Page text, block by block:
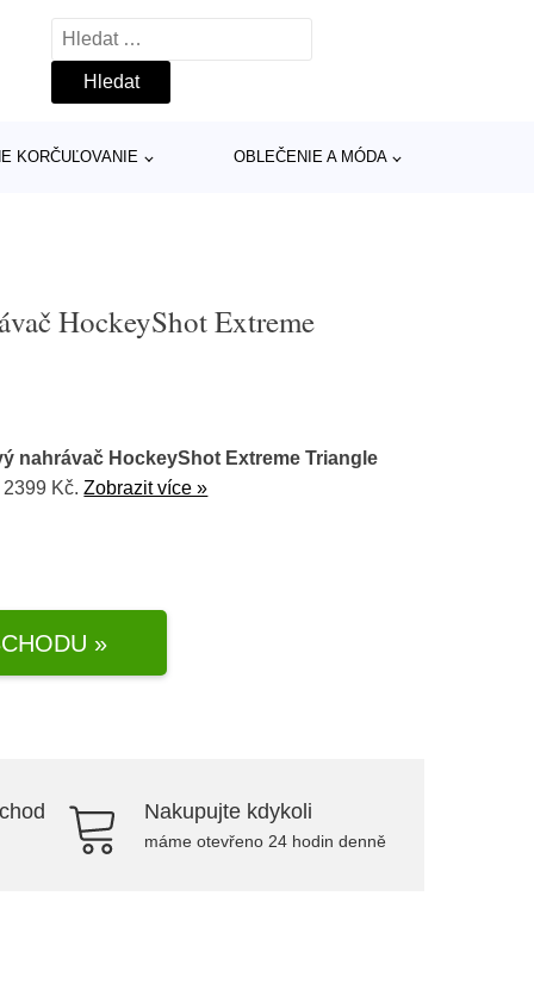
Vyhledávání
KORČUĽOVANIE OBLEČENIE A MÓDA
HockeyShot Extreme
nahrávač HockeyShot Extreme Triangle
Kč.Zobrazit více »
»
Nakupujte kdykoli
máme otevřeno 24 hodin denně